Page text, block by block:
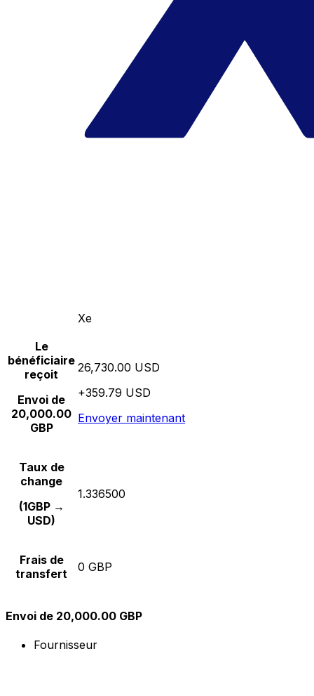
Xe
Le
bénéficiaire
reçoit
Envoi de
20,000.00
GBP
26,730.00 USD
+359.79 USD
Envoyer maintenant
Taux de
change
(1GBP →
USD)
1.336500
Frais de
transfert
0 GBP
Envoi de 20,000.00 GBP
Fournisseur